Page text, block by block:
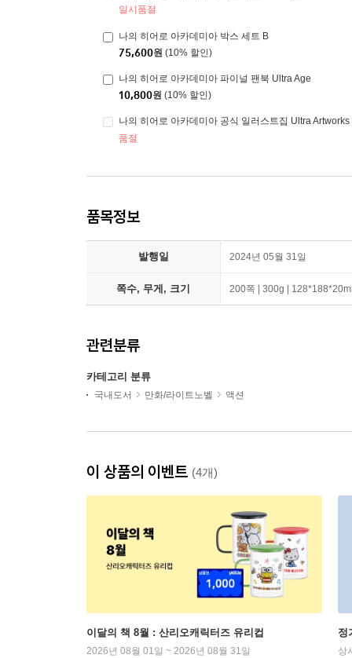
일시품절
나의 히어로 아카데미아 박스 세트 B
75,600원 (10% 할인)
나의 히어로 아카데미아 파이널 팬북 Ultra Age
10,800원 (10% 할인)
나의 히어로 아카데미아 공식 일러스트집 Ultra Artworks
품절
품목정보
발행일 2024년 05월 31일
쪽수, 무게, 크기 200쪽 | 300g |
관련분류
카테고리 분류
국내도서 만화/라이트노벨 액션
이 상품의 이벤트 (4개)
이달의 책 8월 : 산리오캐릭터즈 유리컵
2026년 08월 01일 ~ 2026년 08월 31일
정
상